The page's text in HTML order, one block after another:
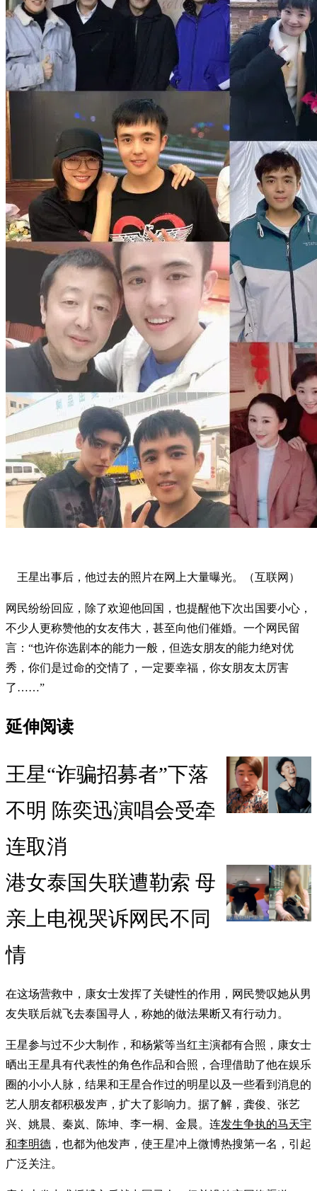
王星出事后，他过去的照片在网上大量曝光。（互联网）
网民纷纷回应，除了欢迎他回国，也提醒他下次出国要小心，
不少人更称赞他的女友伟大，甚至向他们催婚。一个网民留
言：“也许你选剧本的能力一般，但选女朋友的能力绝对优
秀，你们是过命的交情了，一定要幸福，你女朋友太厉害
了……”
延伸阅读
王星“诈骗招募者”下落
不明 陈奕迅演唱会受牵
连取消
港女泰国失联遭勒索 母
亲上电视哭诉网民不同
情
在这场营救中，康女士发挥了关键性的作用，网民赞叹她从男
友失联后就飞去泰国寻人，称她的做法果断又有行动力。
王星参与过不少大制作，和杨紫等当红主演都有合照，康女士
晒出王星具有代表性的角色作品和合照，合理借助了他在娱乐
圈的小小人脉，结果和王星合作过的明星以及一些看到消息的
艺人朋友都积极发声，扩大了影响力。据了解，龚俊、张艺
兴、姚晨、秦岚、陈坤、李一桐、金晨。连发生争执的马天宇
和李明德 ，也都为他发声，使王星冲上微博热搜第一名，引起
广泛关注。